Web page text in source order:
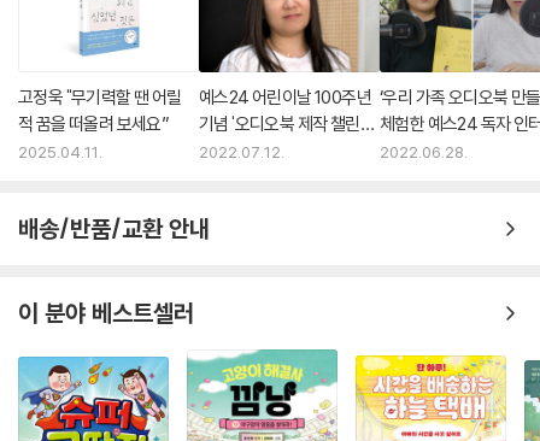
고정욱 "무기력할 땐 어릴
적 꿈을 떠올려 보세요”
2025.04.11.
예스24 어린이날 100주년
기념 '오디오북 제작 챌린지'
성료
2022.07.12.
‘우리 가족 오디오북 만
체험한 예스24 독자 인
2022.06.28.
배송/반품/교환 안내
이 분야 베스트셀러